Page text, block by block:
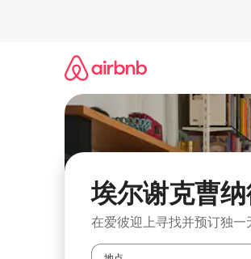
埃尔谢克曹
在爱彼迎上寻找并预订独一